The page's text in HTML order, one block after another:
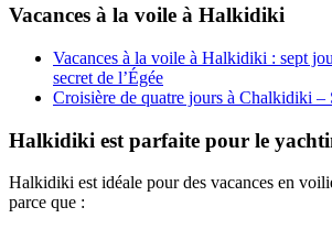
Vacances à la voile à Halkidiki
Vacances à la voile à Halkidiki : sept
secret de l’Égée
Croisière de quatre jours à Chalkidiki –
Halkidiki est parfaite pour le
Halkidiki est idéale pour des vacances en
parce que :